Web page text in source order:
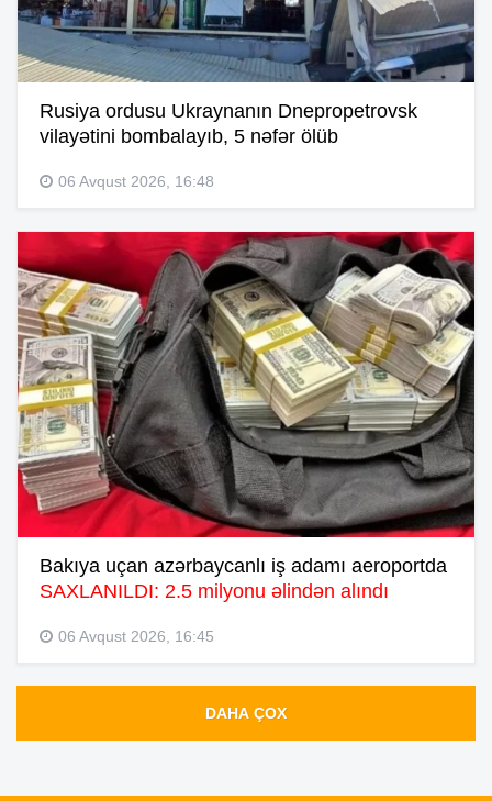
Rusiya ordusu Ukraynanın Dnepropetrovsk
vilayətini bombalayıb, 5 nəfər ölüb
06 Avqust 2026, 16:48
Bakıya uçan azərbaycanlı iş adamı aeroportda
SAXLANILDI: 2.5 milyonu əlindən alındı
06 Avqust 2026, 16:45
DAHA ÇOX